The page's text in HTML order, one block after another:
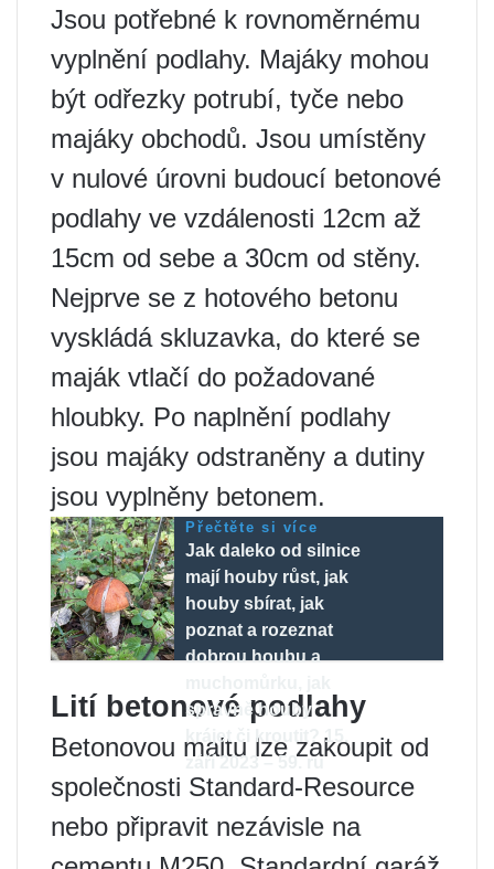
Jsou potřebné k rovnoměrnému
vyplnění podlahy. Majáky mohou
být odřezky potrubí, tyče nebo
majáky obchodů. Jsou umístěny
v nulové úrovni budoucí betonové
podlahy ve vzdálenosti 12cm až
15cm od sebe a 30cm od stěny.
Nejprve se z hotového betonu
vyskládá skluzavka, do které se
maják vtlačí do požadované
hloubky. Po naplnění podlahy
jsou majáky odstraněny a dutiny
jsou vyplněny betonem.
Přečtěte si více
Jak daleko od silnice
mají houby růst, jak
houby sbírat, jak
poznat a rozeznat
dobrou houbu a
správně houby
krájet či kroutit? 15.
září 2023 – 59. ru
Lití betonové podlahy
Betonovou maltu lze zakoupit od
společnosti Standard-Resource
nebo připravit nezávisle na